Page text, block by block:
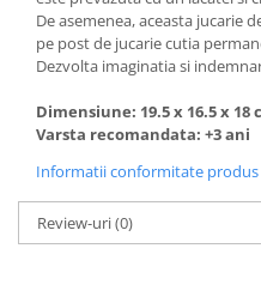
De asemenea, aceasta jucarie
pe post de jucarie cutia
Dezvolta imaginatia si
Dimensiune: 19.5 x 16.5 x 18
Varsta recomandata: +3 ani
Informatii conformitate produs
Review-uri(0)